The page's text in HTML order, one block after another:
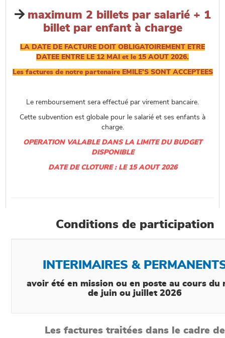
 maximum 2 billets par salarié + 1
billet par enfant à charge
LA DATE DE FACTURE DOIT OBLIGATOIREMENT ETRE
DATEE ENTRE LE 12 MAI et le 15 AOUT 2026.
Les factures de notre partenaire EMILE'S SONT ACCEPTEES
Le remboursement sera effectué par virement bancaire.
Cette subvention est globale pour le salarié et ses enfants à
charge.
OPERATION VALABLE DANS LA LIMITE DU BUDGET
DISPONIBLE
DATE DE CLOTURE : LE 15 AOUT 2026
Conditions de participation
INTERIMAIRES &
avoir été en mission ou en poste au cours du
de juin ou juillet 2026
Les factures traitées dans le cadre de